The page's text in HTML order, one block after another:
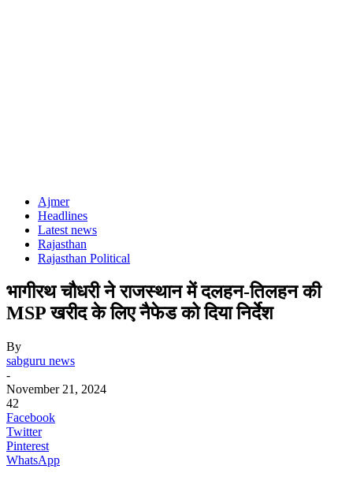
Ajmer
Headlines
Latest news
Rajasthan
Rajasthan Political
भागीरथ चौधरी ने राजस्थान में दलहन-तिलहन की
MSP खरीद के लिए नैफेड को दिया निर्देश
By
sabguru news
-
November 21, 2024
42
Facebook
Twitter
Pinterest
WhatsApp